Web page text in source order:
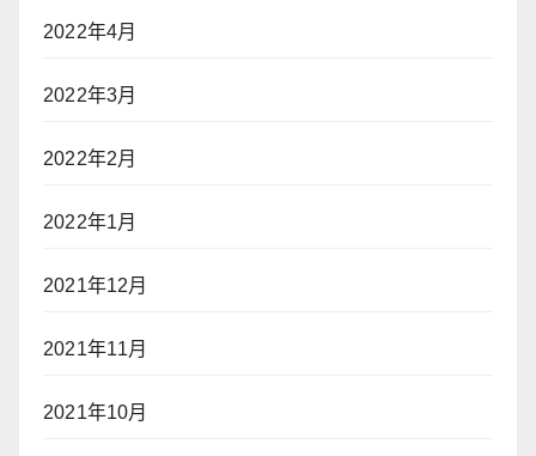
2022年4月
2022年3月
2022年2月
2022年1月
2021年12月
2021年11月
2021年10月